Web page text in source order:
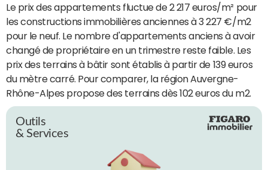
Le prix des appartements fluctue de 2 217 euros/m² pour
les constructions immobilières anciennes à 3 227 €/m2
pour le neuf. Le nombre d'appartements anciens à avoir
changé de propriétaire en un trimestre reste faible. Les
prix des terrains à bâtir sont établis à partir de 139 euros
du mètre carré. Pour comparer, la région Auvergne-
Rhône-Alpes propose des terrains dès 102 euros du m2.
Outils
& Services